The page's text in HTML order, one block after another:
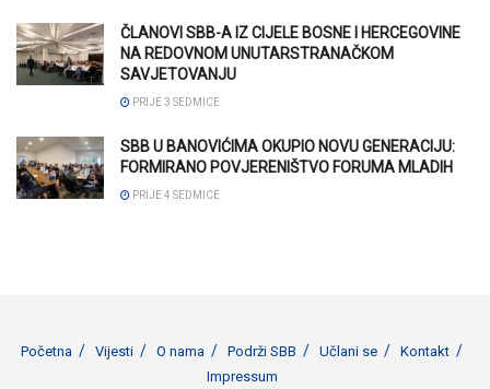
ČLANOVI SBB-A IZ CIJELE BOSNE I HERCEGOVINE
NA REDOVNOM UNUTARSTRANAČKOM
SAVJETOVANJU
PRIJE 3 SEDMICE
SBB U BANOVIĆIMA OKUPIO NOVU GENERACIJU:
FORMIRANO POVJERENIŠTVO FORUMA MLADIH
PRIJE 4 SEDMICE
Početna Vijesti O nama Podrži SBB Učlani se
Kontakt
Impressum